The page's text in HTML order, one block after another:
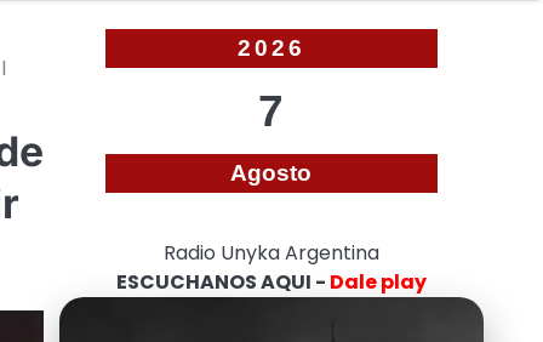
2026
7
Agosto
Radio Unyka Argentina
ESCUCHANOS AQUI - Dale play